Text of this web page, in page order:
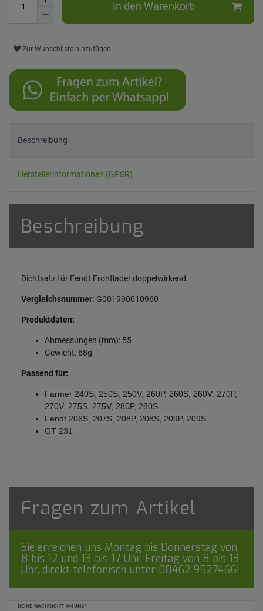
In den Warenkorb
Zur Wunschliste hinzufügen
Beschreibung
Herstellerinformationen (GPSR)
Beschreibung
Dichtsatz für Fendt Frontlader doppelwirkend.
Vergleichsnummer: G001990010960
Produktdaten:
Abmessungen (mm): 55
Gewicht: 68g
Passend für:
Farmer 240S, 250S, 250V, 260P, 260S, 260V, 270P,
270V, 275S, 275V, 280P, 280S
Fendt 206S, 207S, 208P, 208S, 209P, 209S
GT 231
Fragen zum Artikel
Sie erreichen uns Montag bis Donnerstag von
8 bis 12 und 13 bis 17 Uhr, Freitag von 8 bis 13
Uhr, direkt telefonisch unter 08462 9527466!
DEINE NACHRICHT AN UNS*
Ceres::Template.mailFormHoneypotLabel